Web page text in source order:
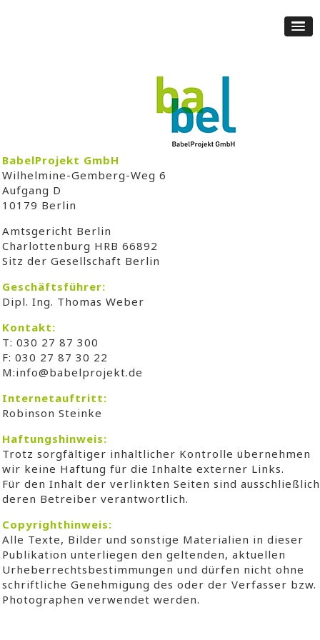
BabelProjekt GmbH
Wilhelmine-Gemberg-Weg 6
Aufgang D
10179 Berlin
Amtsgericht Berlin
Charlottenburg HRB 66892
Sitz der Gesellschaft Berlin
Geschäftsführer:
Dipl. Ing. Thomas Weber
Kontakt:
T: 030 27 87 300
F: 030 27 87 30 22
M:info@babelprojekt.de
Internetauftritt:
Robinson Steinke
Haftungshinweis:
Trotz sorgfältiger inhaltlicher Kontrolle übernehmen
wir keine Haftung für die Inhalte externer Links.
Für den Inhalt der verlinkten Seiten sind ausschließlich
deren Betreiber verantwortlich.
Copyrighthinweis:
Alle Texte, Bilder und sonstige Materialien in dieser
Publikation unterliegen den geltenden, aktuellen
Urheberrechtsbestimmungen und dürfen nicht ohne
schriftliche Genehmigung des oder der Verfasser bzw.
Photographen verwendet werden.